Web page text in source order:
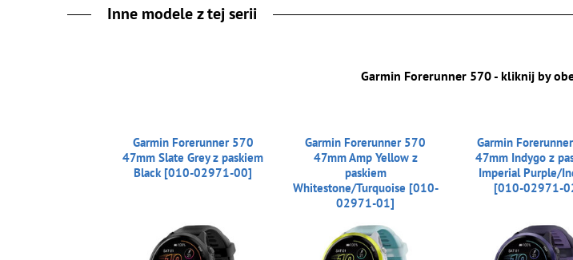
Inne modele z tej serii
Garmin Forerunner 570 - kliknij by
Garmin Forerunner 570
47mm Slate Grey z paskiem
Black [010-02971-00]
Garmin Forerunner 570
47mm Amp Yellow z
paskiem
Whitestone/Turquoise [010-
02971-01]
Garmin
47mm Indygo z
Imperial Purple/
[010-02971-